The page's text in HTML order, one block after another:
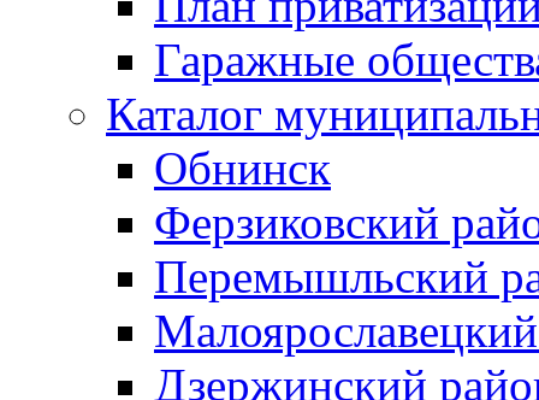
Гаражные
Каталог
Обнинск
Ферзиковский
Перемышльский
Дзержинский